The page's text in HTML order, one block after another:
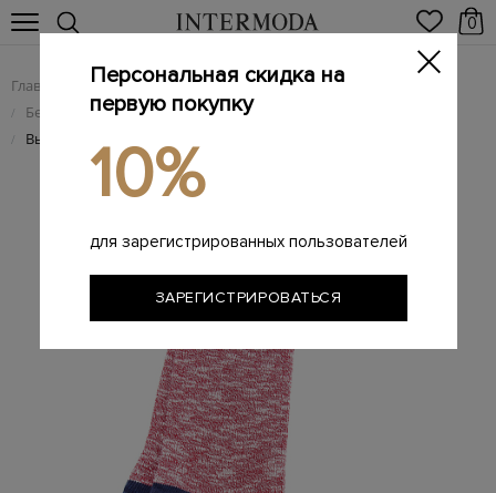
0
Главная Мужчинам / Одежда
/ Белье и домашняя одежда
/ Высокие носки из хлопка с меланжевым эффектом
Персональная скидка на
первую покупку
10%
для зарегистрированных пользователей
ЗАРЕГИСТРИРОВАТЬСЯ